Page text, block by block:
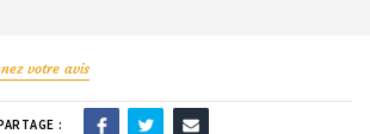
votre avis
: